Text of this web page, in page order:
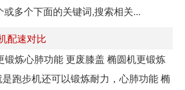
或多个下面的关键词,搜索相关...
配速对比
锻炼心肺功能 更废膝盖 椭圆机更锻炼
跑步机还可以锻炼耐力，心肺功能 椭